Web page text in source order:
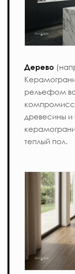
Дерево
рельефом
компромисс
древесины
теплый пол.